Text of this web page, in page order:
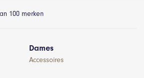
100 merken
Dames
Accessoires